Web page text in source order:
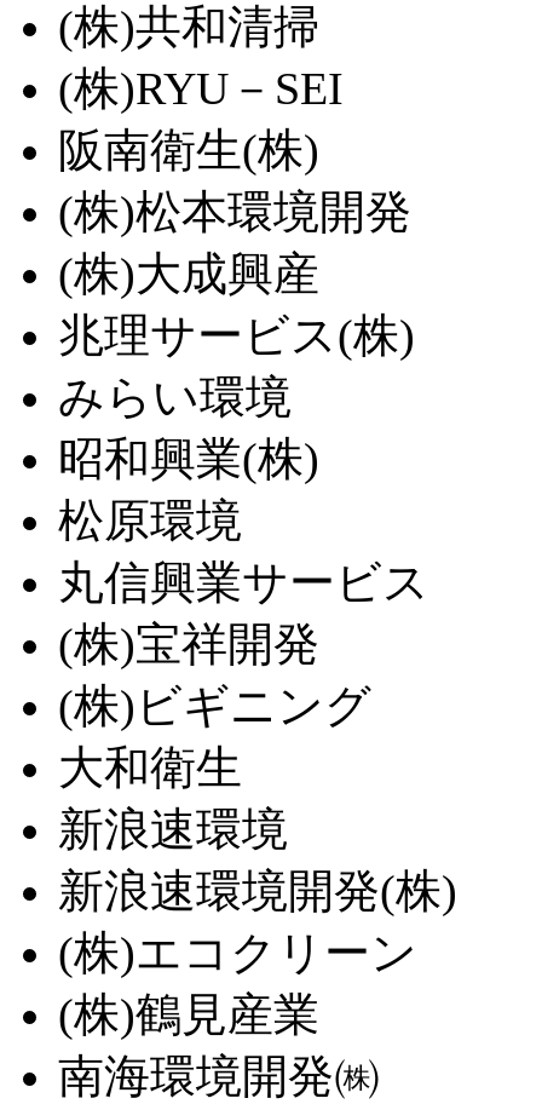
(株)共和清掃
(株)RYU－SEI
阪南衛生(株)
(株)松本環境開発
(株)大成興産
兆理サービス(株)
みらい環境
昭和興業(株)
松原環境
丸信興業サービス
(株)宝祥開発
(株)ビギニング
大和衛生
新浪速環境
新浪速環境開発(株)
(株)エコクリーン
(株)鶴見産業
南海環境開発㈱